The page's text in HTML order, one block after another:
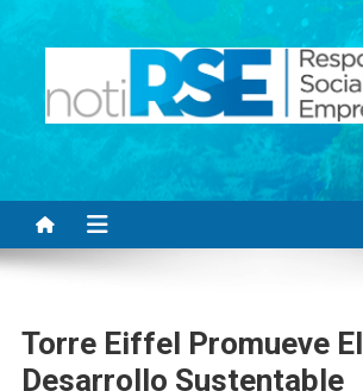
Noti RSE
Noticias con sentido responsable
Torre Eiffel Promueve El
Desarrollo Sustentable